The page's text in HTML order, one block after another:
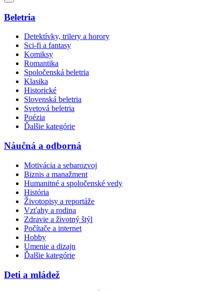
Beletria
Detektívky, trilery a horory
Sci-fi a fantasy
Komiksy
Romantika
Spoločenská beletria
Klasika
Historické
Slovenská beletria
Svetová beletria
Poézia
Ďalšie kategórie
Náučná a odborná
Motivácia a sebarozvoj
Biznis a manažment
Humanitné a spoločenské vedy
História
Životopisy a reportáže
Vzťahy a rodina
Zdravie a životný štýl
Počítače a internet
Hobby
Umenie a dizajn
Ďalšie kategórie
Deti a mládež